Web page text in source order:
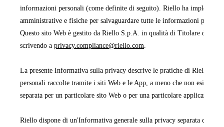
informazioni personali (come definite di seguito). Riello ha
amministrative e fisiche per salvaguardare tutte le informazioni
Questo sito Web è gestito da Riello S.p.A. in qualità di Titolare del
scrivendo a privacy.compliance@riello.com
La presente Informativa sulla privacy descrive le pratiche di Riello
personali raccolte tramite i siti Web e le App, a meno che non esista
separata per un particolare sito Web o per una particolare applicazione
Riello dispone di un'Informativa generale sulla privacy separata che